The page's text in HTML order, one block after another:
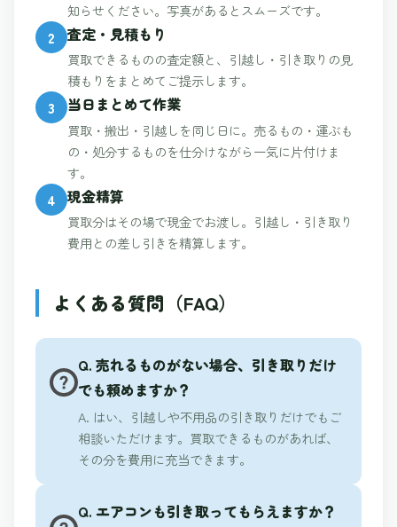
知らせください。写真があるとスムーズです。
2 査定・見積もり
買取できるものの査定額と、引越し・引き取りの見
積もりをまとめてご提示します。
3 当日まとめて作業
買取・搬出・引越しを同じ日に。売るもの・運ぶも
の・処分するものを仕分けながら一気に片付けま
す。
4 現金精算
買取分はその場で現金でお渡し。引越し・引き取り
費用との差し引きを精算します。
よくある質問（FAQ）
Q. 売れるものがない場合、引き取りだけ
でも頼めますか？
A. はい、引越しや不用品の引き取りだけでもご
相談いただけます。買取できるものがあれば、
その分を費用に充当できます。
Q. エアコンも引き取ってもらえますか？